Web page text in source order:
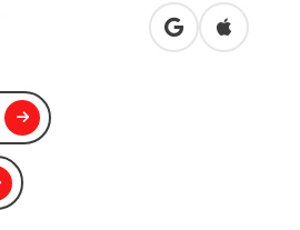
in Googlein Apple